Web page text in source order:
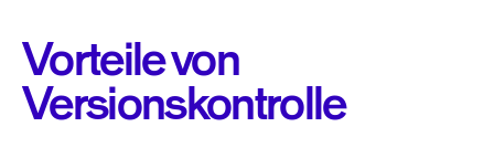
Vorteile von
Versionskontrolle